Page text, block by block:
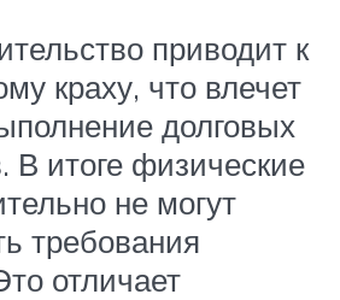
приводит к
краху, что влечет
долговых
В итоге физические
не могут
требования
отличает